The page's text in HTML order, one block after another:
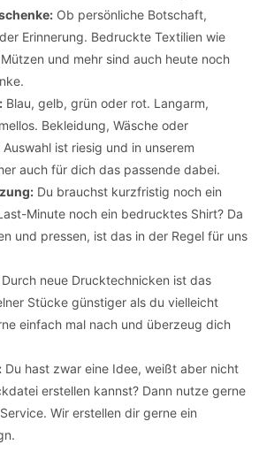
Ob persönliche Botschaft,
Erinnerung. Bedruckte Textilien wie
und mehr sind auch heute noch
Blau, gelb, grün oder rot. Langarm,
Bekleidung, Wäsche oder
ist riesig und in unserem
auch für dich das passende dabei.
Du brauchst kurzfristig noch ein
Minute noch ein bedrucktes Shirt? Da
und pressen, ist das in der Regel für uns
Durch neue Drucktechnicken ist das
Stücke günstiger als du vielleicht
einfach mal nach und überzeug dich
Du hast zwar eine Idee, weißt aber nicht
erstellen kannst? Dann nutze gerne
Wir erstellen dir gerne ein